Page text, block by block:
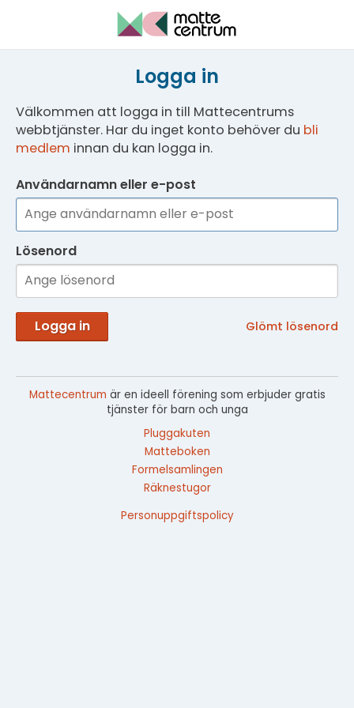
Logga in
Välkommen att logga in till Mattecentrums
webbtjänster. Har du inget konto behöver du bli
medlem innan du kan logga in.
Användarnamn eller e-post
Lösenord
Logga in Glömt lösenord
Mattecentrum är en ideell förening som erbjuder gratis
tjänster för barn och unga
Pluggakuten
Matteboken
Formelsamlingen
Räknestugor
Personuppgiftspolicy